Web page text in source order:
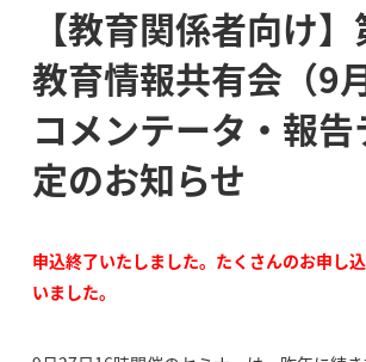
【教育関係者向け
教育情報共有会（9
コメンテータ・報
定のお知らせ
申込終了いたしました。たくさんのお申し
いました。